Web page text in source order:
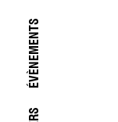
ÉVÈNEMENTS